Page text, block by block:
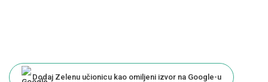
Dodaj Zelenu učionicu kao omiljeni izvor na Google-u